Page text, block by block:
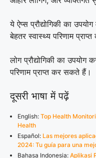
ये ऐप्स प्रौद्योगिकी का
बेहतर स्वास्थ्य परिणाम
लोग प्रौद्योगिकी का
परिणाम प्राप्त कर सकते हैं।
दूसरी भाषा में पढ़ें
English: Top Health
Health
Español: Las mejores
2024: Tu guía para una
Bahasa Indonesia: Aplikasi